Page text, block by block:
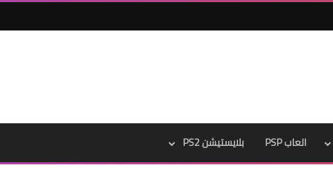
العاب PSP بلايستيشن PS2